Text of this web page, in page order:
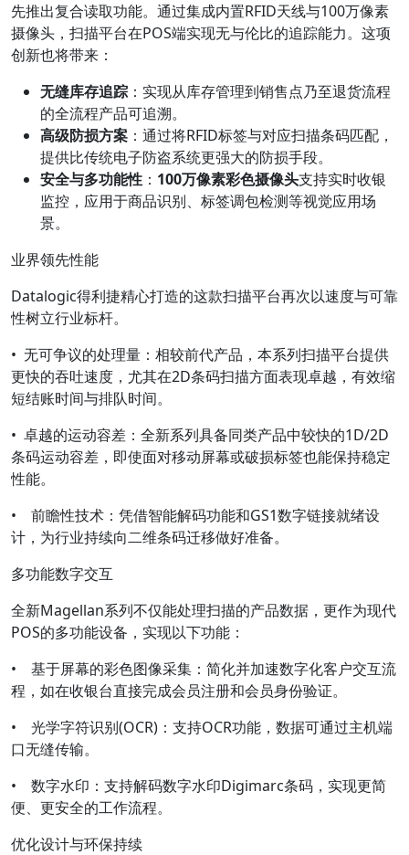
先推出复合读取功能。通过集成内置RFID天线与100万像素
摄像头，扫描平台在POS端实现无与伦比的追踪能力。这项
创新也将带来：
无缝库存追踪 ：实现从库存管理到销售点乃至退货流程
的全流程产品可追溯。
高级防损方案 ：通过将RFID标签与对应扫描条码匹配，
提供比传统电子防盗系统更强大的防损手段。
安全与多功能性 ： 100万像素彩色摄像头支持实时收银
监控，应用于商品识别、标签调包检测等视觉应用场
景。
业界领先性能
Datalogic得利捷精心打造的这款扫描平台再次以速度与可靠
性树立行业标杆。
• 无可争议的处理量 ：相较前代产品，本系列扫描平台提供
更快的吞吐速度，尤其在2D条码扫描方面表现卓越，有效缩
短结账时间与排队时间。
• 卓越的运动容差 ：全新系列具备同类产品中较快的1D/2D
条码运动容差，即使面对移动屏幕或破损标签也能保持稳定
性能。
• 前瞻性技术 ：凭借智能解码功能和GS1数字链接就绪设
计，为行业持续向二维条码迁移做好准备。
多功能数字交互
全新Magellan系列不仅能处理扫描的产品数据，更作为现代
POS的多功能设备，实现以下功能：
• 基于屏幕的彩色图像采集 ：简化并加速数字化客户交互流
程，如在收银台直接完成会员注册和会员身份验证。
• 光学字符识别(OCR) ：支持OCR功能，数据可通过主机端
口无缝传输。
• 数字水印 ：支持解码数字水印Digimarc条码，实现更简
便、更安全的工作流程。
优化设计与环保持续